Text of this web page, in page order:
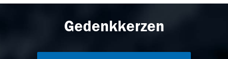
Gedenkkerzen